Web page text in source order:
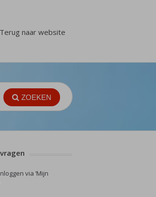
Terug naar website
ZOEKEN
via ‘Mijn